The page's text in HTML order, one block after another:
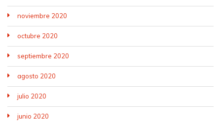
noviembre 2020
octubre 2020
septiembre 2020
agosto 2020
julio 2020
junio 2020